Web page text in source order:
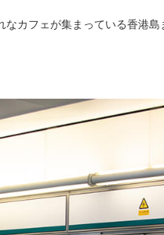
カフェが集まっている香港